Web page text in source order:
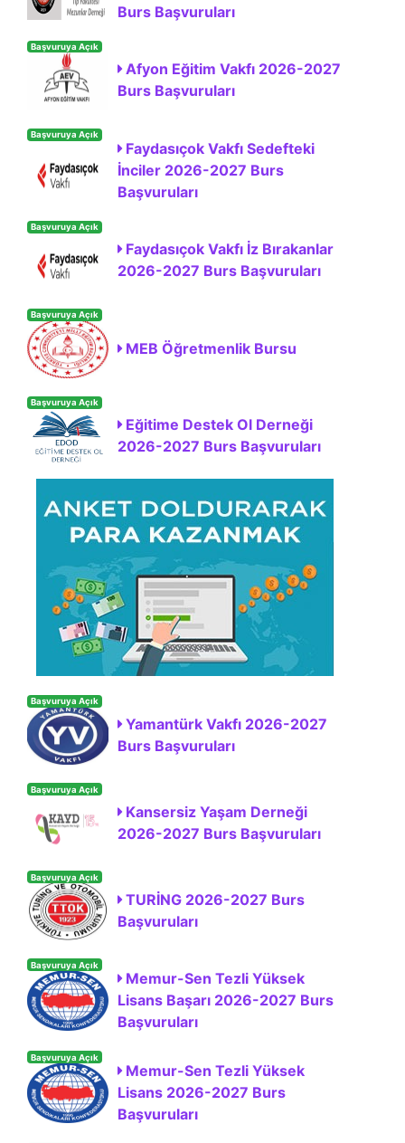
Burs Başvuruları
Başvuruya Açık
Afyon Eğitim Vakfı 2026-2027
Burs Başvuruları
Başvuruya Açık
Faydasıçok Vakfı Sedefteki
İnciler 2026-2027 Burs
Başvuruları
Başvuruya Açık
Faydasıçok Vakfı İz Bırakanlar
2026-2027 Burs Başvuruları
Başvuruya Açık
MEB Öğretmenlik Bursu
Başvuruya Açık
Eğitime Destek Ol Derneği
2026-2027 Burs Başvuruları
Başvuruya Açık
Yamantürk Vakfı 2026-2027
Burs Başvuruları
Başvuruya Açık
Kansersiz Yaşam Derneği
2026-2027 Burs Başvuruları
Başvuruya Açık
TURİNG 2026-2027 Burs
Başvuruları
Başvuruya Açık
Memur-Sen Tezli Yüksek
Lisans Başarı 2026-2027 Burs
Başvuruları
Başvuruya Açık
Memur-Sen Tezli Yüksek
Lisans 2026-2027 Burs
Başvuruları